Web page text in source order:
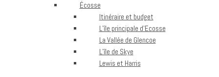
Écosse
Itinéraire et budget
L’île principale d’Ecosse
La Vallée de Glencoe
L’île de Skye
Lewis et Harris